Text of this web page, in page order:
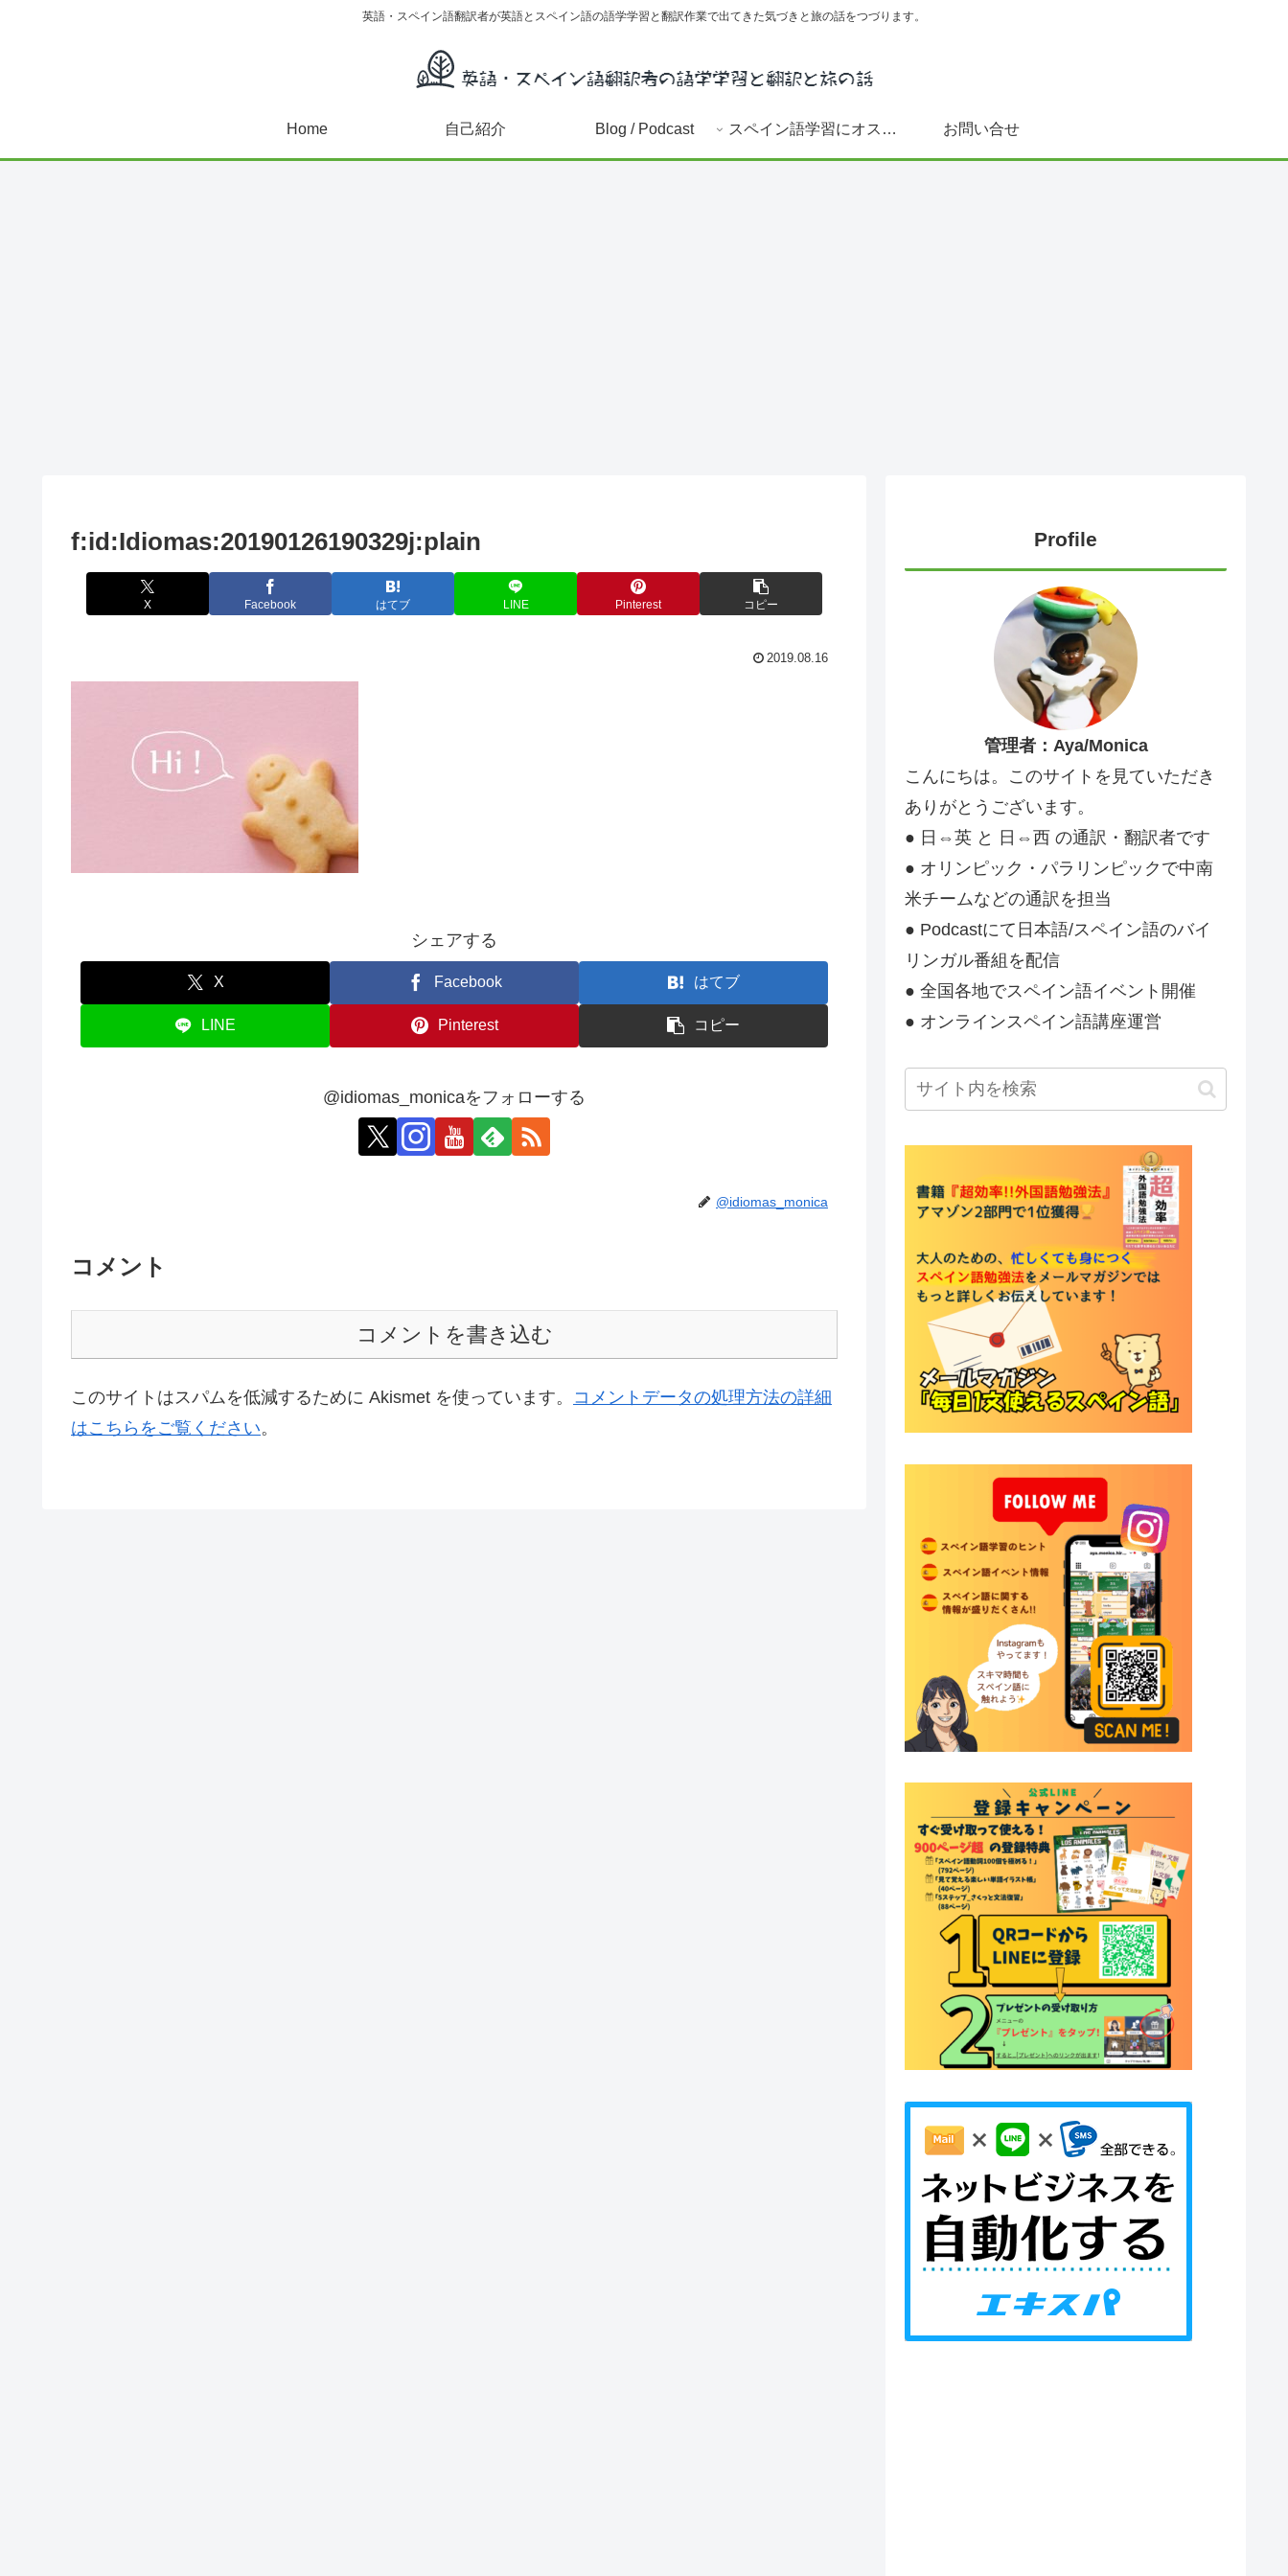
英語・スペイン語翻訳者が英語とスペイン語の語学学習と翻訳作業で出てきた気づきと旅の話をつづります。
Home 自己紹介 Blog / Podcast スペイン語学習にオススメ書籍(文法～DELE対策まで) お問い合せ
f:id:Idiomas:20190126190329j:plain
X Facebook はてブ LINE Pinterest コピー
2019.08.16
シェアする
X Facebook はてブ
LINE Pinterest コピー
@idiomas_monicaをフォローする
@idiomas_monica
コメント
コメントを書き込む
このサイトはスパムを低減するために Akismet を使っています。 コメントデータの処理方法の詳細
はこちらをご覧ください。
Profile
管理者：Aya/Monica
こんにちは。このサイトを見ていただき
ありがとうございます。
● 日⇔英 と 日⇔西 の通訳・翻訳者です
● オリンピック・パラリンピックで中南
米チームなどの通訳を担当
● Podcastにて日本語/スペイン語のバイ
リンガル番組を配信
● 全国各地でスペイン語イベント開催
● オンラインスペイン語講座運営